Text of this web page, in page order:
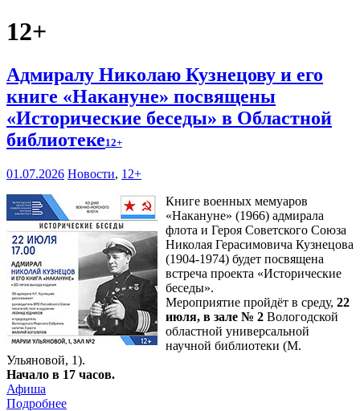
12+
Адмиралу Николаю Кузнецову и его
книге «Накануне» посвящены
«Исторические беседы» в Областной
библиотеке12+
01.07.2026 Новости, 12+
Книге военных мемуаров
«Накануне» (1966) адмирала
флота и Героя Советского Союза
Николая Герасимовича Кузнецова
(1904-1974) будет посвящена
встреча проекта «Исторические
беседы».
Мероприятие пройдёт в среду, 22
июля, в зале № 2 Вологодской
областной универсальной
научной библиотеки (М.
Ульяновой, 1).
Начало в 17 часов.
Афиша
Подробнее